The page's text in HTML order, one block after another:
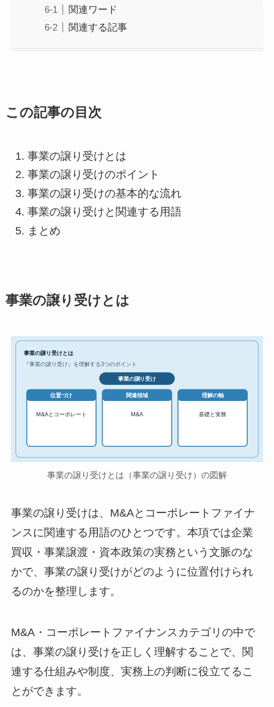
関連ワード
関連する記事
この記事の目次
事業の譲り受けとは
事業の譲り受けのポイント
事業の譲り受けの基本的な流れ
事業の譲り受けと関連する用語
まとめ
事業の譲り受けとは
事業の譲り受けとは
『事業の譲り受け』を理解する3つのポイント
事業の譲り受け
位置づけ
M&Aとコーポレート
関連領域
M&A
理解の軸
基礎と実務
事業の譲り受けとは（事業の譲り受け）の図解
事業の譲り受けは、M&Aとコーポレートファイナ
ンスに関連する用語のひとつです。本項では企業
買収・事業譲渡・資本政策の実務という文脈のな
かで、事業の譲り受けがどのように位置付けられ
るのかを整理します。
M&A・コーポレートファイナンスカテゴリの中で
は、事業の譲り受けを正しく理解することで、関
連する仕組みや制度、実務上の判断に役立てるこ
とができます。